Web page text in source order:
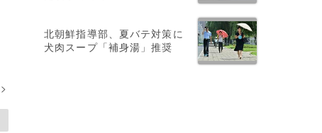
>
北朝鮮指導部、夏バテ対策に
犬肉スープ「補身湯」推奨